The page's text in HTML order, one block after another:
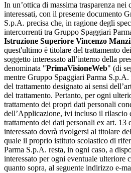
In un’ottica di massima trasparenza nei
interessati, con il presente documento
S.p.A. precisa che, in ragione degli
intercorrenti tra Gruppo Spaggiari
Istruzione Superiore Vincenzo
quest'ultimo è titolare del trattamento
soggetto interessato all’interno della
denominata "PrimaVisioneWeb" (di
mentre Gruppo Spaggiari Parma S.p.A.
del trattamento designato ai sensi
del trattamento. Pertanto, per ogni
trattamento dei propri dati personali
dell’Applicazione, ivi incluso il rilascio
trattamento dei dati personali ex art. 13
interessato dovrà rivolgersi al titolare
quale il proprio istituto scolastico di
Parma S.p.A. resta, in ogni caso, a
interessato per ogni eventuale ulteriore
quanto sopra, al seguente indirizzo e-